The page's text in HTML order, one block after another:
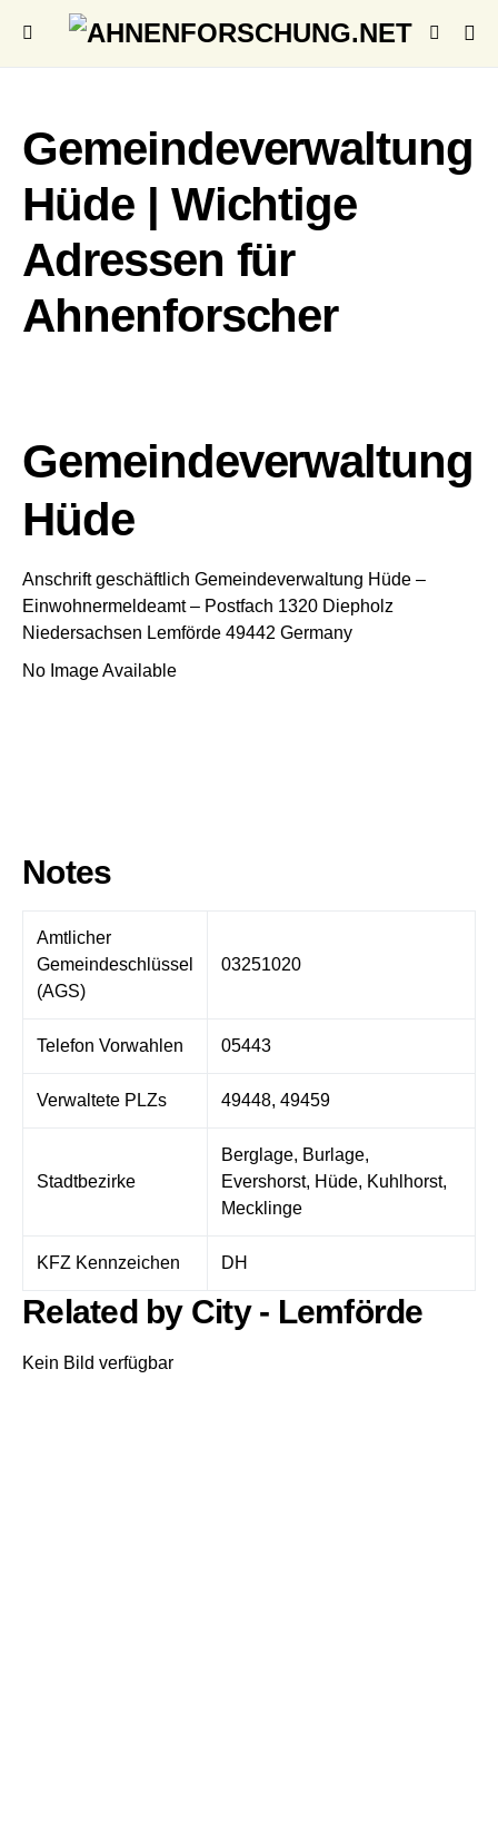
Gemeindeverwaltung
Hüde | Wichtige
Adressen für
Ahnenforscher
Gemeindeverwaltung
Hüde
Anschrift geschäftlich Gemeindeverwaltung Hüde –
Einwohnermeldeamt – Postfach 1320 Diepholz
Niedersachsen Lemförde 49442 Germany
No Image Available
Notes
Amtlicher
Gemeindeschlüssel
(AGS)
03251020
Telefon Vorwahlen 05443
Verwaltete PLZs 49448, 49459
Stadtbezirke
Berglage, Burlage,
Evershorst, Hüde, Kuhlhorst,
Mecklinge
KFZ Kennzeichen DH
Related by City - Lemförde
Kein Bild verfügbar